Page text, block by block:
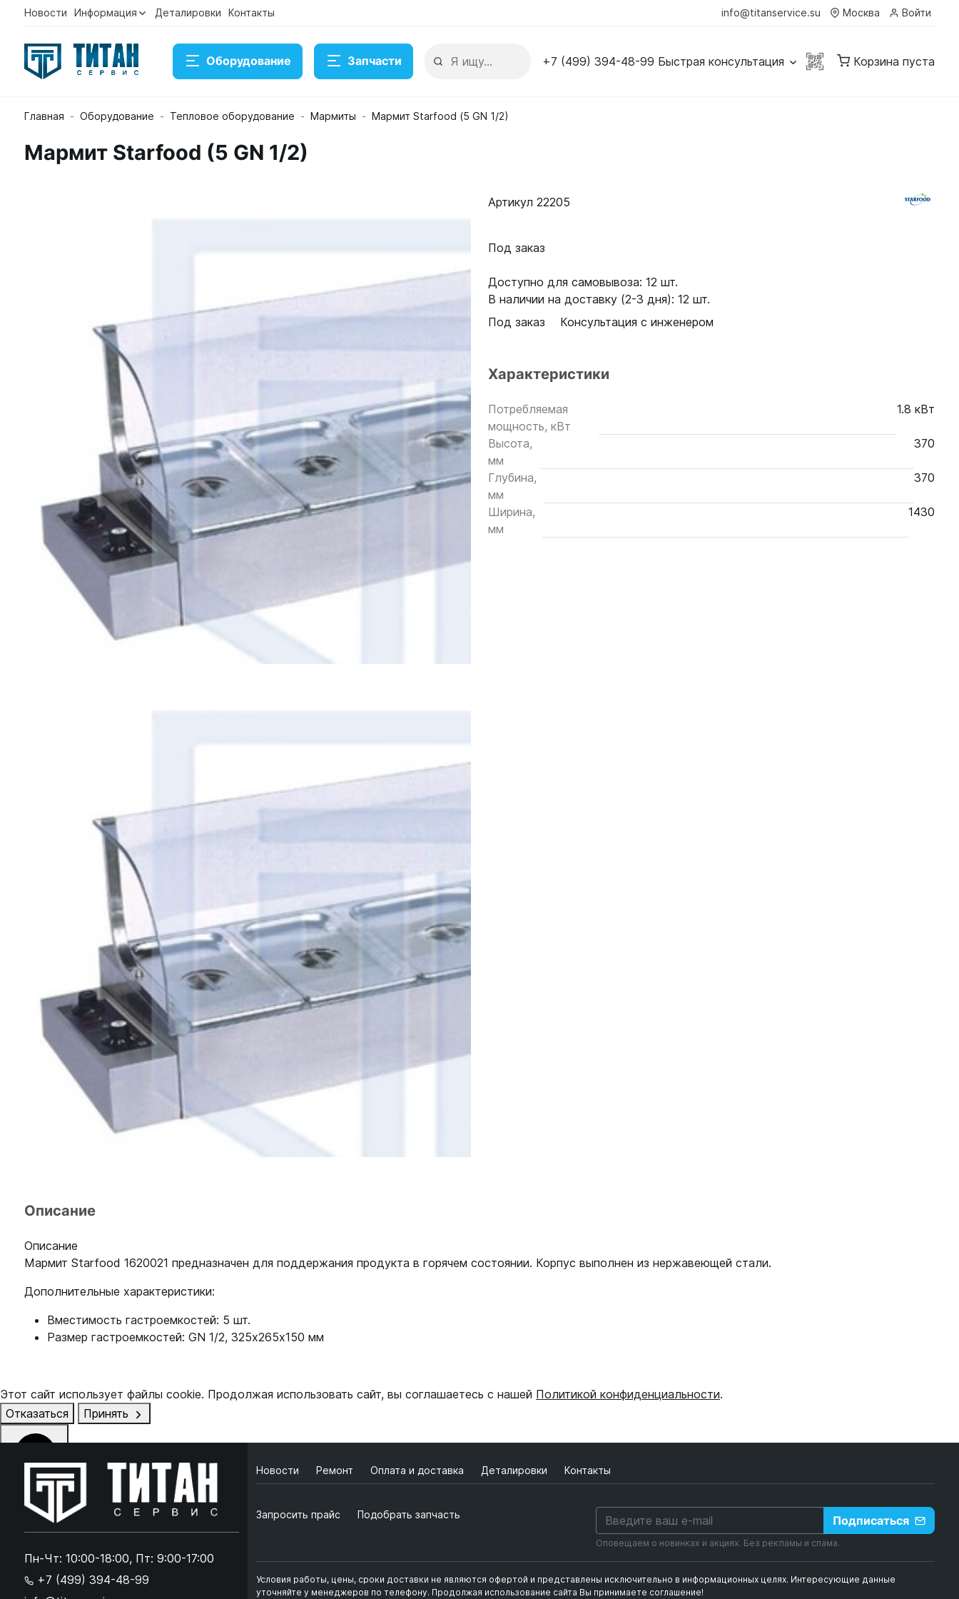
Новости Информация Деталировки Контакты info@titanservice.su Москва Войти
Оборудование Запчасти +7 (499) 394-48-99 Быстрая консультация Корзина пуста
Главная Оборудование Тепловое оборудование Мармиты Мармит Starfood (5 GN 1/2)
Артикул 22205 Временно нет в наличии на складе
Под заказ
Мармит Starfood (5 GN 1/2)
Артикул 22205
Под заказ
Доступно для самовывоза: 12 шт.
В наличии на доставку (2-3 дня): 12 шт.
Под заказ
Консультация с инженером
Характеристики
Потребляемая
мощность, кВт
1.8 кВт
Высота,
мм
370
Глубина,
мм
370
Ширина,
мм
1430
Описание
Описание
Мармит Starfood 1620021 предназначен для поддержания продукта в горячем состоянии. Корпус выполнен из нержавеющей стали.
Дополнительные характеристики:
Вместимость гастроемкостей: 5 шт.
Размер гастроемкостей: GN 1/2, 325х265х150 мм
Пн-Чт: 10:00-18:00, Пт: 9:00-17:00
+7 (499) 394-48-99
Новости Ремонт Оплата и доставка Деталировки Контакты
Запросить прайс Подобрать запчасть Подписаться
Оповещаем о новинках и акциях. Без рекламы и спама.
Условия работы, цены, сроки доставки не являются офертой и представлены исключительно в информационных целях. Интересующие данные
уточняйте у менеджеров по телефону. Продолжая использование сайта Вы принимаете соглашение!
Этот сайт использует файлы cookie. Продолжая использовать сайт, вы соглашаетесь с нашей Политикой конфиденциальности.
Отказаться
Принять
Online чат
ONLINE
Online чат
политикой конфиденциальности